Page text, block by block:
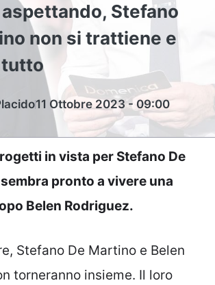
Stefano
non si trattiene e
11 Ottobre 2023 - 09:00
in vista per Stefano De
pronto a vivere una
Belen Rodriguez.
Stefano De Martino e Belen
torneranno insieme. Il loro